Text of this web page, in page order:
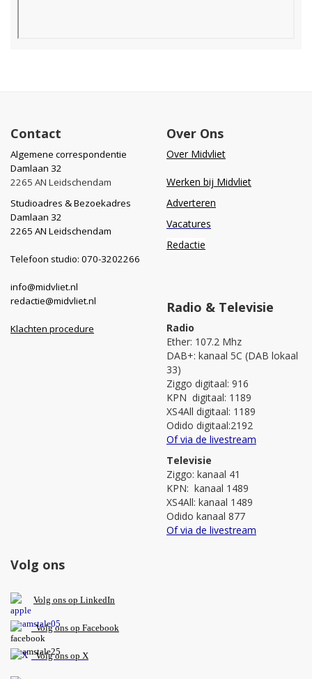
Contact
Algemene correspondentie
Damlaan 32
2265 AN Leidschendam
Studioadres & Bezoekadres
Damlaan 32
2265 AN Leidschendam
Telefoon studio: 070-3202266
info@midvliet.nl
redactie@midvliet.nl
Klachten procedure
Over Ons
Over Midvliet
Werken bij Midvliet
Adverteren
Vacatures
Redactie
Radio & Televisie
Radio
Ether: 107.2 Mhz
DAB+: kanaal 5C (DAB lokaal
33)
Ziggo digitaal: 916
KPN digitaal: 1189
XS4All digitaal: 1189
Odido digitaal:2192
Of via de livestream
Televisie
Ziggo: kanaal 41
KPN: kanaal 1489
XS4All: kanaal 1489
Odido kanaal 877
Of via de livestream
Volg ons
Volg ons op LinkedIn
Volg ons op Facebook
Volg ons op X